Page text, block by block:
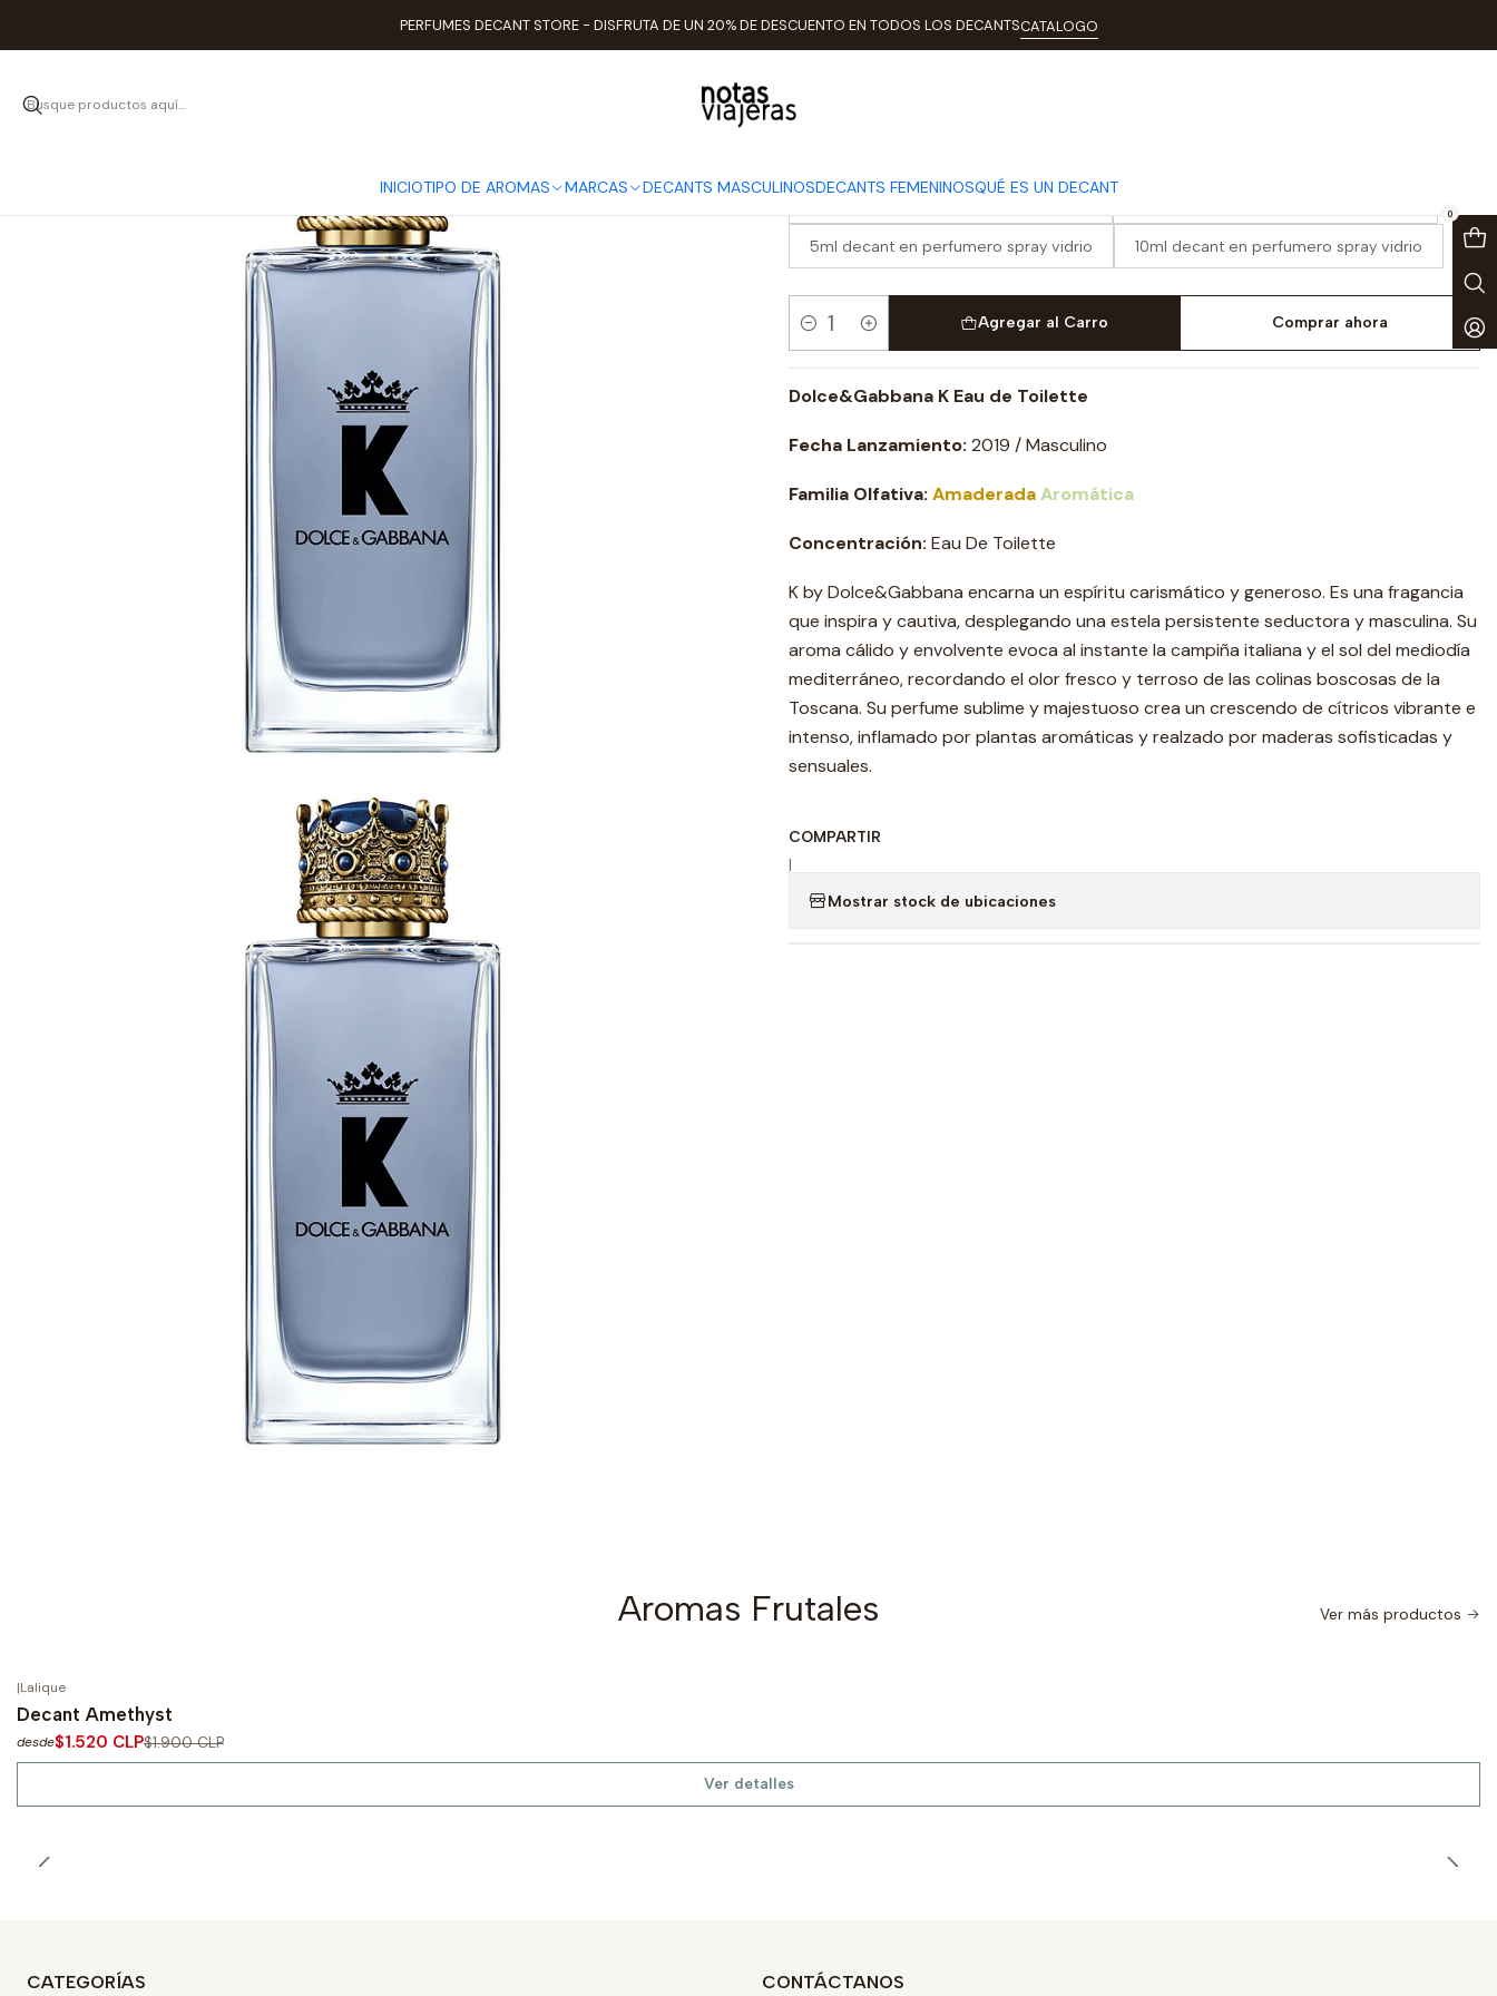
INICIOTIPO DE AROMAS MARCAS DECANTS MASCULINOSDECANTS FEMENINOSQUÉ ES UN DECANT
0
PERFUMES DECANT STORE - DISFRUTA DE UN 20% DE DESCUENTO EN TODOS LOS DECANTSCATALOGO
Inicio TIPO DE AROMAS Cítricos Decant K Edt
Decant K Edt
5ml decant en perfumero spray vidrio 10ml decant en perfumero spray vidrio
Cantidad
Agregar al Carro Comprar ahora
Dolce&Gabbana K Eau de Toilette
Fecha Lanzamiento:2019 / Masculino
Familia Olfativa:AmaderadaAromática
Concentración: Eau De Toilette
K by Dolce&Gabbana encarna un espíritu carismático y generoso. Es una fragancia
que inspira y cautiva, desplegando una estela persistente seductora y masculina. Su
aroma cálido y envolvente evoca al instante la campiña italiana y el sol del mediodía
mediterráneo, recordando el olor fresco y terroso de las colinas boscosas de la
Toscana. Su perfume sublime y majestuoso crea un crescendo de cítricos vibrante e
intenso, inflamado por plantas aromáticas y realzado por maderas sofisticadas y
sensuales.
COMPARTIR
|
Mostrar stock de ubicaciones
Aromas Frutales Ver más productos
-20%
No disponible
|Lalique
Decant Amethyst
desde$1.520 CLP$1.900 CLP
Ver detalles
CATEGORÍAS CONTÁCTANOS